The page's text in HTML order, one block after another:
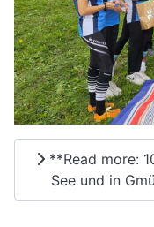
**Read more:
See und in